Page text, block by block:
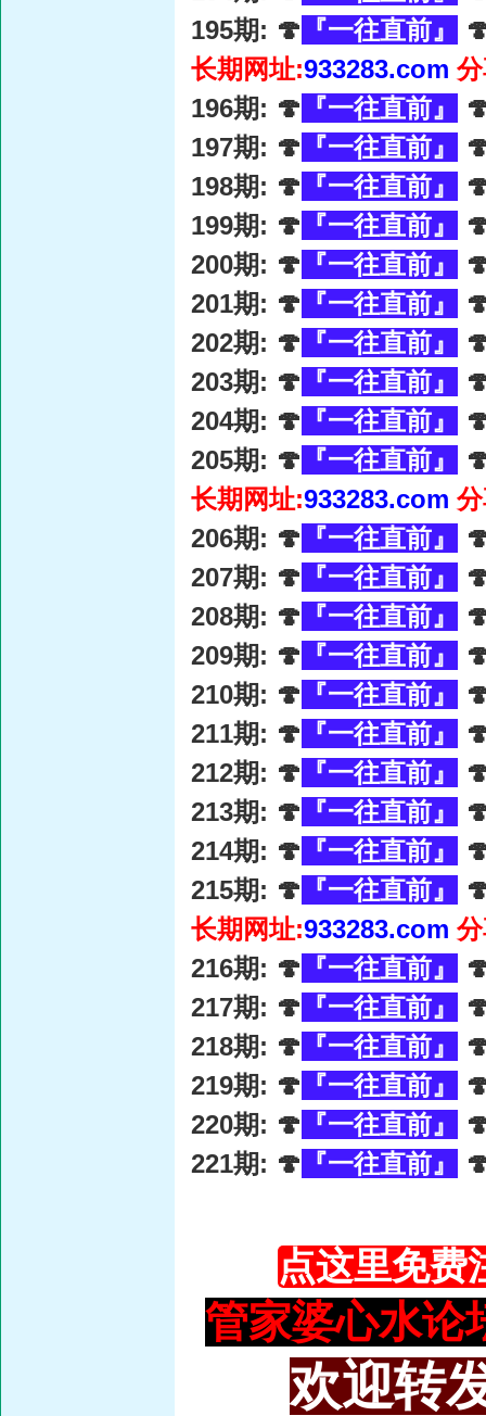
195期: 🍄 『一往直前』
长期网址:933283.com
196期: 🍄 『一往直前』
197期: 🍄 『一往直前』
198期: 🍄 『一往直前』
199期: 🍄 『一往直前』
200期: 🍄 『一往直前』
201期: 🍄 『一往直前』
202期: 🍄 『一往直前』
203期: 🍄 『一往直前』
204期: 🍄 『一往直前』
205期: 🍄 『一往直前』
长期网址:933283.com
206期: 🍄 『一往直前』
207期: 🍄 『一往直前』
208期: 🍄 『一往直前』
209期: 🍄 『一往直前』
210期: 🍄 『一往直前』
211期: 🍄 『一往直前』
212期: 🍄 『一往直前』
213期: 🍄 『一往直前』
214期: 🍄 『一往直前』
215期: 🍄 『一往直前』
长期网址:933283.com
216期: 🍄 『一往直前』
217期: 🍄 『一往直前』
218期: 🍄 『一往直前』
219期: 🍄 『一往直前』
220期: 🍄 『一往直前』
221期: 🍄 『一往直前』
点这里免费
管家婆心水论
欢迎转